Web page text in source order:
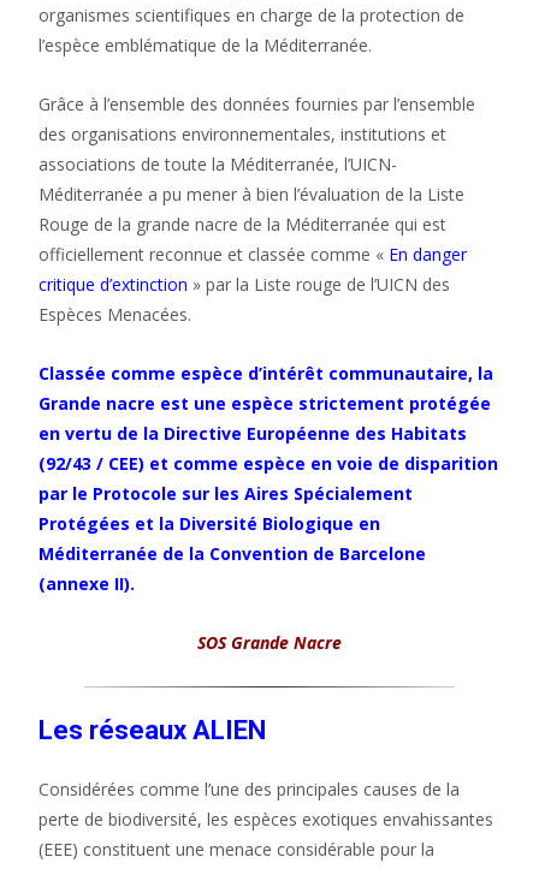
organismes scientifiques en charge de la protection de
l’espèce emblématique de la Méditerranée.
Grâce à l’ensemble des données fournies par l’ensemble
des organisations environnementales, institutions et
associations de toute la Méditerranée, l’UICN-
Méditerranée a pu mener à bien l’évaluation de la Liste
Rouge de la grande nacre de la Méditerranée qui est
officiellement reconnue et classée comme « En danger
critique d’extinction » par la Liste rouge de l’UICN des
Espèces Menacées.
Classée comme espèce d’intérêt communautaire, la
Grande nacre est une espèce strictement protégée
en vertu de la Directive Européenne des Habitats
(92/43 / CEE) et comme espèce en voie de disparition
par le Protocole sur les Aires Spécialement
Protégées et la Diversité Biologique en
Méditerranée de la Convention de Barcelone
(annexe II).
SOS Grande Nacre
Les réseaux ALIEN
Considérées comme l’une des principales causes de la
perte de biodiversité, les espèces exotiques envahissantes
(EEE) constituent une menace considérable pour la